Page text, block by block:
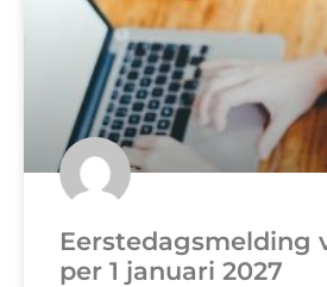
Eerstedagsmelding
per 1 januari 2027